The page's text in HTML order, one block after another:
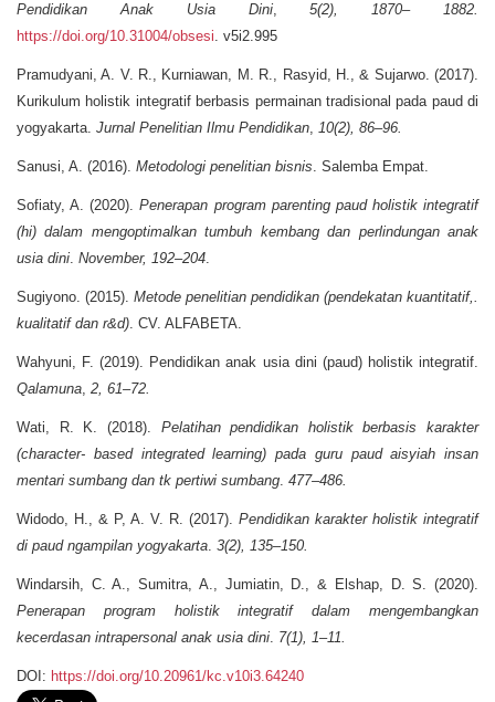
Pendidikan Anak Usia Dini,5(2), 1870– 1882.
https://doi.org/10.31004/obsesi. v5i2.995
Pramudyani, A. V. R., Kurniawan, M. R., Rasyid, H., & Sujarwo. (2017).
Kurikulum holistik integratif berbasis permainan tradisional pada paud di
yogyakarta. Jurnal Penelitian Ilmu Pendidikan, 10(2), 86–96.
Sanusi, A. (2016). Metodologi penelitian bisnis. Salemba Empat.
Sofiaty, A. (2020).Penerapan program parenting paud holistik integratif
(hi) dalam mengoptimalkan tumbuh kembang dan perlindungan anak
usia dini. November, 192–204.
Sugiyono. (2015). Metode penelitian pendidikan (pendekatan kuantitatif,.
kualitatif dan r&d). CV. ALFABETA.
Wahyuni, F. (2019). Pendidikan anak usia dini (paud) holistik integratif.
Qalamuna, 2, 61–72.
Wati, R. K. (2018). Pelatihan pendidikan holistik berbasis karakter
(character- based integrated learning) pada guru paud aisyiah insan
mentari sumbang dan tk pertiwi sumbang. 477–486.
Widodo, H., & P, A. V. R. (2017). Pendidikan karakter holistik integratif
di paud ngampilan yogyakarta. 3(2), 135–150.
Windarsih, C. A., Sumitra, A., Jumiatin, D., & Elshap, D. S. (2020).
Penerapan program holistik integratif dalam mengembangkan
kecerdasan intrapersonal anak usia dini 7(1), 1–11.
DOI: https://doi.org/10.20961/kc.v10i3.64240